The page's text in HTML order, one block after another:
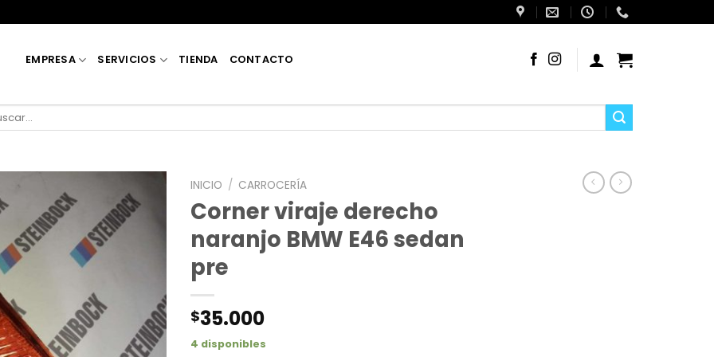
EMPRESA SERVICIOS TIENDA CONTACTO
INICIO / CARROCERÍA
Corner viraje derecho
naranjo BMW E46 sedan
pre
$35.000
4 disponibles